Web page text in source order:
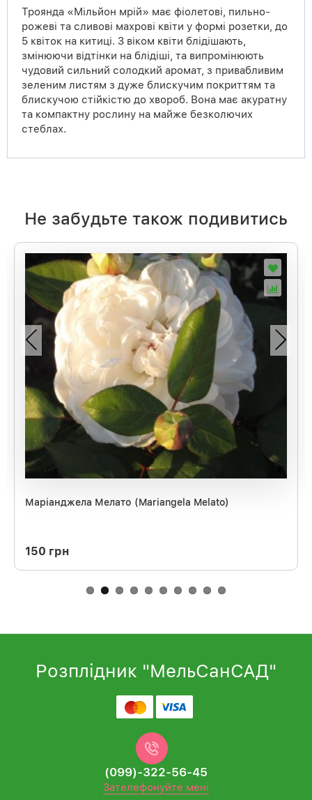
Троянда «Мільйон мрій» має фіолетові, пильно-
рожеві та сливові махрові квіти у формі розетки, до
5 квіток на китиці. З віком квіти блідішають,
змінюючи відтінки на блідіші, та випромінюють
чудовий сильний солодкий аромат, з привабливим
зеленим листям з дуже блискучим покриттям та
блискучою стійкістю до хвороб. Вона має акуратну
та компактну рослину на майже безколючих
стеблах.
Не забудьте також подивитись
Маріанджела Мелато (Mariangela Melato)
150 грн
Розплідник "МельСанСАД"
(099)-322-56-45
Зателефонуйте мені